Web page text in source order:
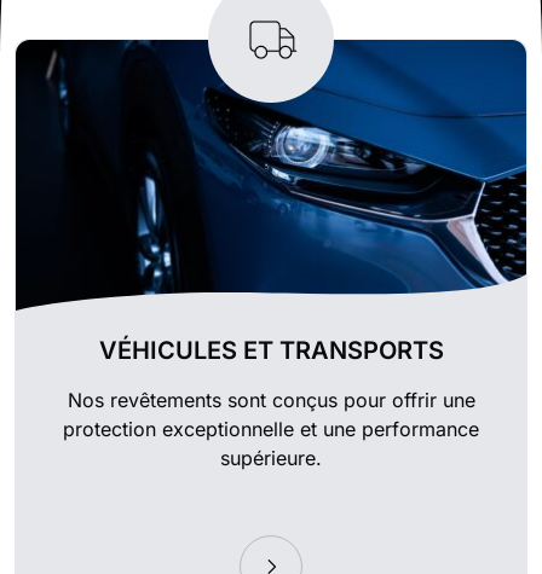
VÉHICULES ET TRANSPORTS
Nos revêtements sont conçus pour offrir une
protection exceptionnelle et une performance
supérieure.